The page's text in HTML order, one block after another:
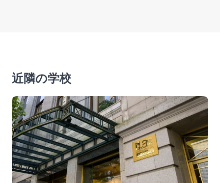
近隣の学校